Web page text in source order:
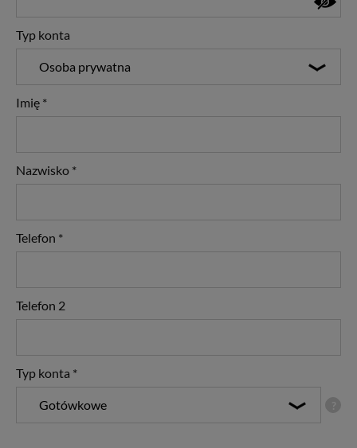
Typ konta
Osoba prywatna
Imię *
Nazwisko *
Telefon *
Telefon 2
Typ konta *
Gotówkowe